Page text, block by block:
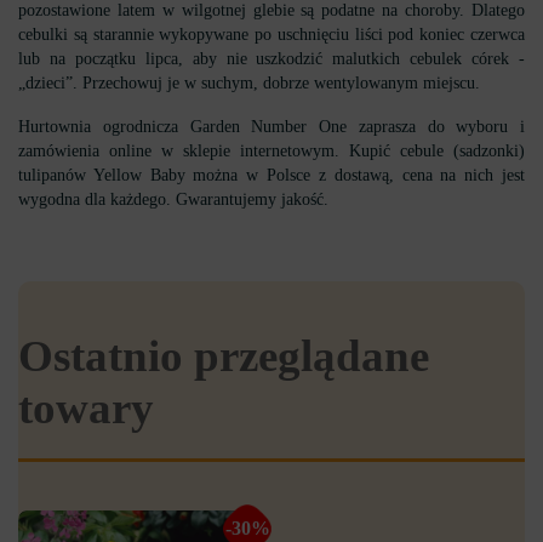
pozostawione latem w wilgotnej glebie są podatne na choroby. Dlatego
cebulki są starannie wykopywane po uschnięciu liści pod koniec czerwca
lub na początku lipca, aby nie uszkodzić malutkich cebulek córek -
„dzieci”. Przechowuj je w suchym, dobrze wentylowanym miejscu.
Hurtownia ogrodnicza Garden Number One zaprasza do wyboru i
zamówienia online w sklepie internetowym. Kupić cebule (sadzonki)
tulipanów Yellow Baby można w Polsce z dostawą, cena na nich jest
wygodna dla każdego. Gwarantujemy jakość.
Ostatnio przeglądane
towary
-30%